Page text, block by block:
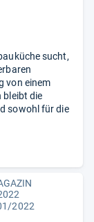
sucht,
von einem
bleibt die
sowohl für die
2022